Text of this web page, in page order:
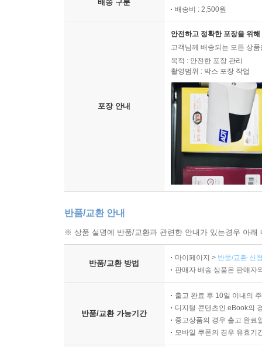
배송 구분
배송비 : 2,500원
포장 안내
안전하고 정확한 포장을 위
고객님께 배송되는 모든 상
목적 : 안전한 포장 관리
촬영범위 : 박스 포장 작업
반품/교환 안내
※ 상품 설명에 반품/교환과 관련한 안내가 있는경우 아
반품/교환 방법
마이페이지 > 반품/교환 신
판매자 배송 상품은 판매자
반품/교환 가능기간
출고 완료 후 10일 이내의
디지털 콘텐츠인 eBook의
중고상품의 경우 출고 완료
모바일 쿠폰의 경우 유효기